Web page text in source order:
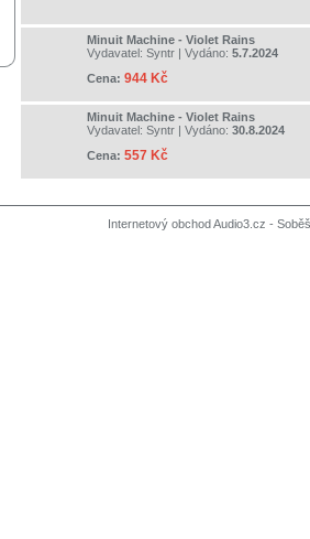
Minuit Machine - Violet Rains
Vydavatel: Syntr | Vydáno: 5.7.2024
Cena: 944 Kč
Minuit Machine - Violet Rains
Vydavatel: Syntr | Vydáno: 30.8.2024
Cena: 557 Kč
Internetový obchod Audio3.cz -